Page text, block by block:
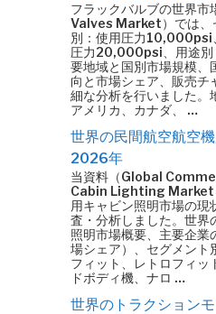
フラックバルブの世界
Valves Market）では、
別：使用圧力
圧力20,000psi、用途別
要地域と国別市場規模、
向と市場シェア、販売チ
細な分析を行いました。
アメリカ、カナダ、 …
世界の民間航空航空
2026年
当資料（Global
Cabin Lighting Market
用キャビン照明市場の現
査・分析しました。世界
照明市場概要、主要企業
場シェア）、セグメント
フィット、レトロフィッ
ドボディ機、ナロ …
世界のトラクション